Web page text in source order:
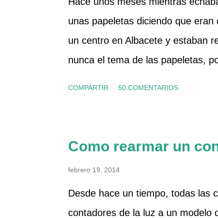
agua a la caldera, que es el
color azul). También he abierto
cual no salía nada ya que había
Para quitar el tapón del filtro,
unas papeletas diciendo que
un centro en Albacete y estaban
nunca el tema de las papeletas,
información sobre ellos, y la
catalana que se llama Músicos
si parece que hace cosas, ya por
COMPARTIR 50 COMENTARIOS
Como rearmar un
febrero 19, 2014
Desde hace un tiempo, todas las
contadores de la luz a un modelo